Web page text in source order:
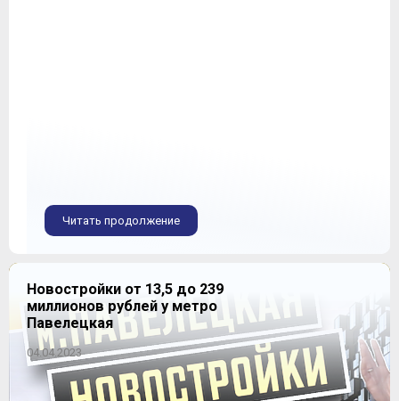
Читать продолжение
Новостройки от 13,5 до 239
миллионов рублей у метро
Павелецкая
04.04.2023